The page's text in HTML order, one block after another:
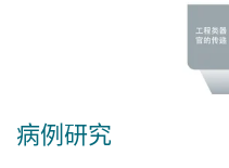
病例研究